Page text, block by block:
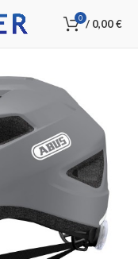
0 / 0,00€